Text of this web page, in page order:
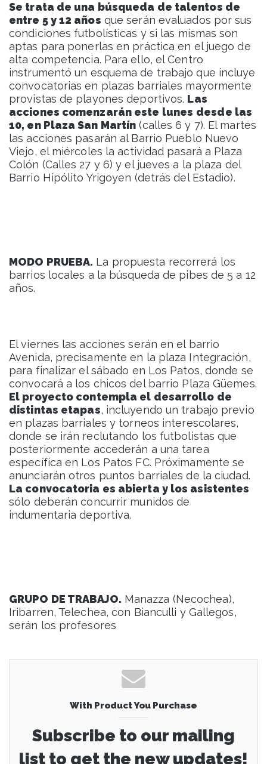
Se trata de una búsqueda de talentos de
entre 5 y 12 años que serán evaluados por sus
condiciones futbolísticas y si las mismas son
aptas para ponerlas en práctica en el juego de
alta competencia. Para ello, el Centro
instrumentó un esquema de trabajo que incluye
convocatorias en plazas barriales mayormente
provistas de playones deportivos. Las
acciones comenzarán este lunes desde las
10, en Plaza San Martín (calles 6 y 7). El martes
las acciones pasarán al Barrio Pueblo Nuevo
Viejo, el miércoles la actividad pasará a Plaza
Colón (Calles 27 y 6) y el jueves a la plaza del
Barrio Hipólito Yrigoyen (detrás del Estadio).
MODO PRUEBA. La propuesta recorrerá los
barrios locales a la búsqueda de pibes de 5 a 12
años.
El viernes las acciones serán en el barrio
Avenida, precisamente en la plaza Integración,
para finalizar el sábado en Los Patos, donde se
convocará a los chicos del barrio Plaza Güemes.
El proyecto contempla el desarrollo de
distintas etapas, incluyendo un trabajo previo
en plazas barriales y torneos interescolares,
donde se irán reclutando los futbolistas que
posteriormente accederán a una tarea
específica en Los Patos FC. Próximamente se
anunciarán otros puntos barriales de la ciudad.
La convocatoria es abierta y los asistentes
sólo deberán concurrir munidos de
indumentaria deportiva.
GRUPO DE TRABAJO. Manazza (Necochea),
Iribarren, Telechea, con Bianculli y Gallegos,
serán los profesores
With Product You Purchase
Subscribe to our mailing
list to get the new updates!